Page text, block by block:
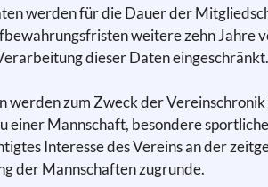
werden für die Dauer der
weitere zehn
dieser Daten eingeschränkt.
zum Zweck der
einer Mannschaft, besondere
Interesse des Vereins an der
der Mannschaften zugrunde.